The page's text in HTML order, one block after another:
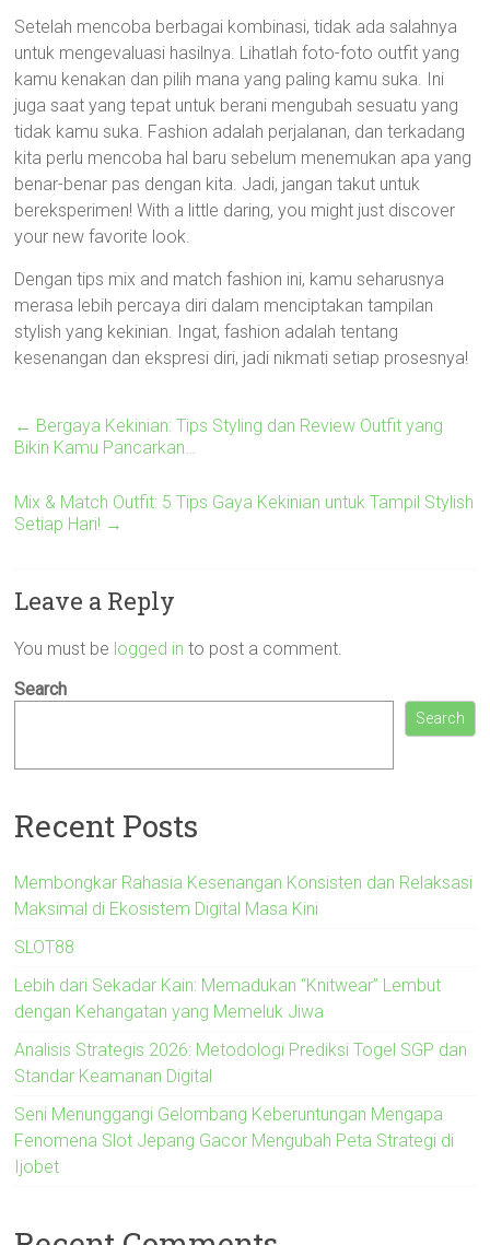
Setelah mencoba berbagai kombinasi, tidak ada salahnya
untuk mengevaluasi hasilnya. Lihatlah foto-foto outfit yang
kamu kenakan dan pilih mana yang paling kamu suka. Ini
juga saat yang tepat untuk berani mengubah sesuatu yang
tidak kamu suka. Fashion adalah perjalanan, dan terkadang
kita perlu mencoba hal baru sebelum menemukan apa yang
benar-benar pas dengan kita. Jadi, jangan takut untuk
bereksperimen! With a little daring, you might just discover
your new favorite look.
Dengan tips mix and match fashion ini, kamu seharusnya
merasa lebih percaya diri dalam menciptakan tampilan
stylish yang kekinian. Ingat, fashion adalah tentang
kesenangan dan ekspresi diri, jadi nikmati setiap prosesnya!
← Bergaya Kekinian: Tips Styling dan Review Outfit yang
Bikin Kamu Pancarkan…
Mix & Match Outfit: 5 Tips Gaya Kekinian untuk Tampil Stylish
Setiap Hari! →
Leave a Reply
You must be logged in to post a comment.
Search
Search
Recent Posts
Membongkar Rahasia Kesenangan Konsisten dan Relaksasi
Maksimal di Ekosistem Digital Masa Kini
SLOT88
Lebih dari Sekadar Kain: Memadukan “Knitwear” Lembut
dengan Kehangatan yang Memeluk Jiwa
Analisis Strategis 2026: Metodologi Prediksi Togel SGP dan
Standar Keamanan Digital
Seni Menunggangi Gelombang Keberuntungan Mengapa
Fenomena Slot Jepang Gacor Mengubah Peta Strategi di
Ijobet